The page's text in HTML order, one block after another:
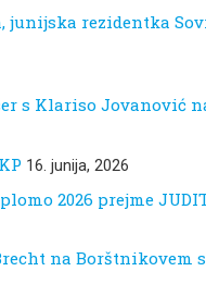
junijska rezidentka
s Klariso Jovanović
16. junija, 2026
2026 prejme
na Borštnikovem